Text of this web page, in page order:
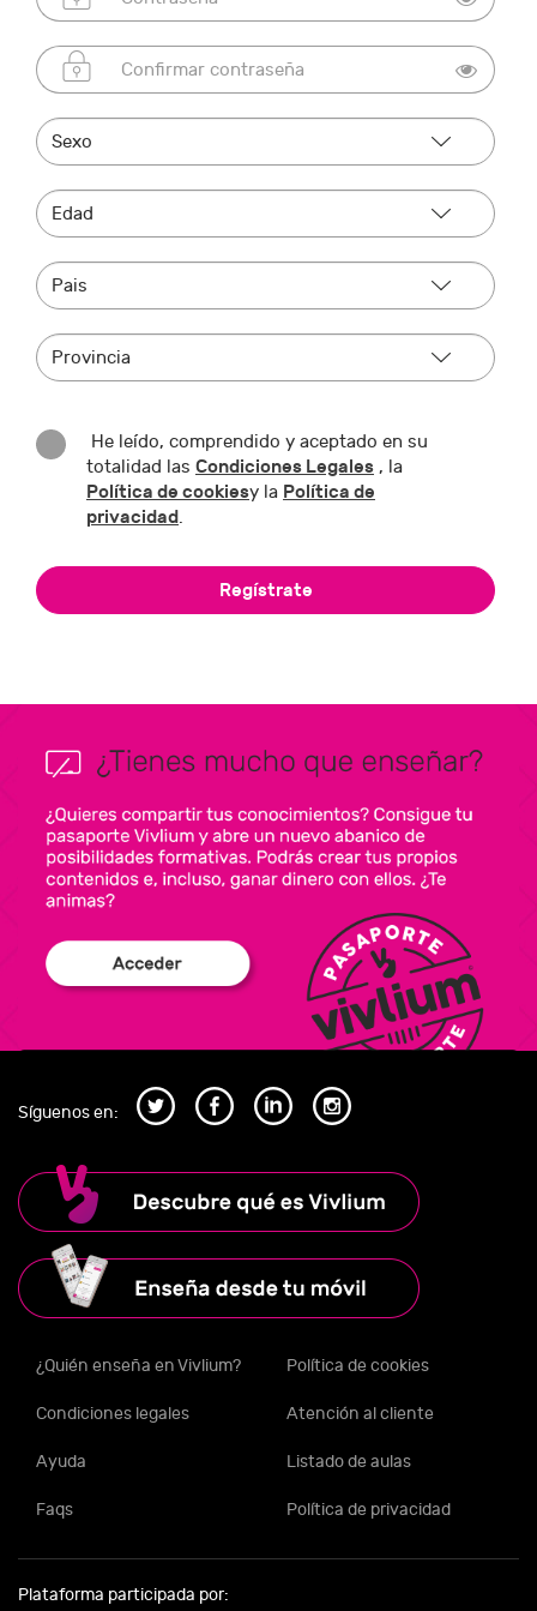
He leído, comprendido y aceptado en su
totalidad las Condiciones Legales , la
Política de cookiesy la Política de
privacidad.
Síguenos en:
¿Quién enseña en Vivlium? Política de cookies
Condiciones legales Atención al cliente
Ayuda Listado de aulas
Faqs Política de privacidad
Plataforma participada por: